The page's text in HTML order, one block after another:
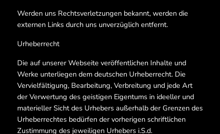
Werden uns Rechtsverletzungen bekannt, werden die
externen Links durch uns unverzüglich entfernt.
Urheberrecht
Die auf unserer Webseite veröffentlichen Inhalte und
Werke unterliegen dem deutschen Urheberrecht. Die
Vervielfältigung, Bearbeitung, Verbreitung und jede Art
der Verwertung des geistigen Eigentums in ideeller und
materieller Sicht des Urhebers außerhalb der Grenzen des
Urheberrechtes bedürfen der vorherigen schriftlichen
Zustimmung des jeweiligen Urhebers i.S.d.